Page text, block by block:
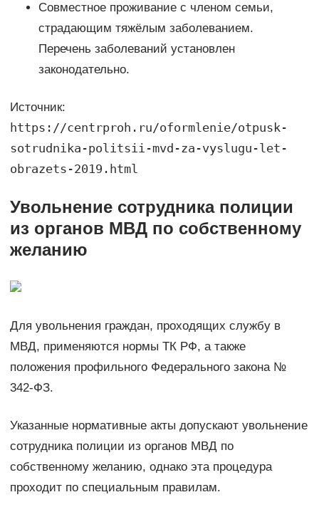
Совместное проживание с членом семьи,
страдающим тяжёлым заболеванием.
Перечень заболеваний установлен
законодательно.
Источник:
https://centrproh.ru/oformlenie/otpusk-
sotrudnika-politsii-mvd-za-vyslugu-let-
obrazets-2019.html
Увольнение сотрудника полиции
из органов МВД по собственному
желанию
Для увольнения граждан, проходящих службу в
МВД, применяются нормы ТК РФ, а также
положения профильного Федерального закона №
342-ФЗ.
Указанные нормативные акты допускают увольнение
сотрудника полиции из органов МВД по
собственному желанию, однако эта процедура
проходит по специальным правилам.